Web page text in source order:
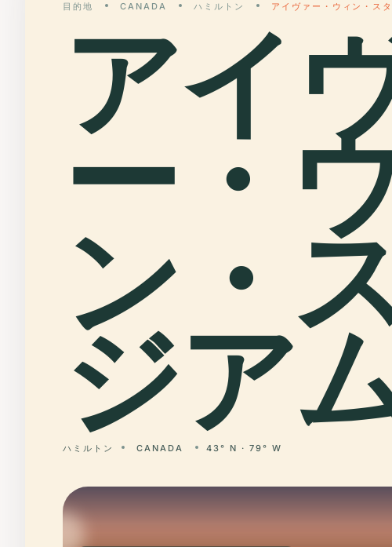
目的地 CANADA ハミルトン アイヴァー・ウィン・ス
アイ
ー・
ン・
ジア
ハミルトン CANADA 43° N · 79° W